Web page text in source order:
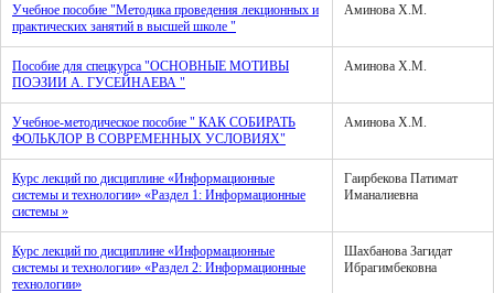
Учебное пособие "Методика проведения лекционных и
практических занятий в высшей школе "
Аминова Х.М.
Пособие для спецкурса "ОСНОВНЫЕ МОТИВЫ
ПОЭЗИИ А. ГУСЕЙНАЕВА "
Аминова Х.М.
Учебное-методическое пособие " КАК СОБИРАТЬ
ФОЛЬКЛОР В СОВРЕМЕННЫХ УСЛОВИЯХ"
Аминова Х.М.
Курс лекций по дисциплине «Информационные
системы и технологии» «Раздел 1: Информационные
системы »
Гаирбекова Патимат
Иманалиевна
Курс лекций по дисциплине «Информационные
системы и технологии» «Раздел 2: Информационные
технологии»
Шахбанова Загидат
Ибрагимбековна